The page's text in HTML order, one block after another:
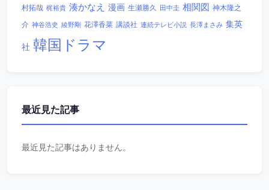
村拓哉 梶裕貴 湊かなえ 漫画 生瀬勝久 田中圭 相関図 神木隆之
介 神谷浩史 綾野剛 花澤香菜 講談社 連続テレビ小説 長澤まさみ 集英
社 韓国ドラマ
最近見た記事
最近見た記事はありません。